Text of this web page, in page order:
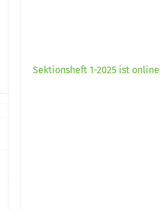
Sektionsheft 1-2025 ist online